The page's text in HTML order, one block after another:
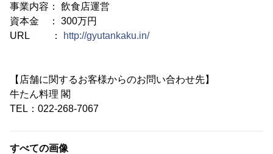
事業内容： 飲食店運営
資本金 ： 300万円
URL ：
http://gyutankaku.in/
【店舗に関するお客様からのお問い合わせ先】
牛たん料理 閣
TEL：022-268-7067
すべての画像